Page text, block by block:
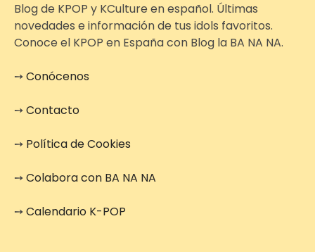
Blog de KPOP y KCulture en español. Últimas
novedades e información de tus idols favoritos.
Conoce el KPOP en España con Blog la BA NA NA.
➙Conócenos
➙Contacto
➙ Política de Cookies
➙Colabora con BA NA NA
➙Calendario K-POP